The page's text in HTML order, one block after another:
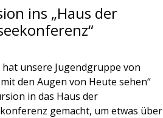
ins „Haus der
hat unsere Jugendgruppe von
den Augen von Heute sehen“
in das Haus der
gemacht, um etwas über